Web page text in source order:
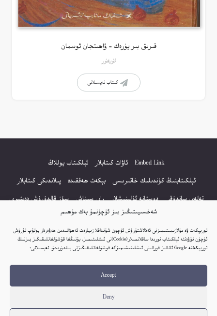
شەخسىيىتىڭىز بىز ئۈچۈنمۇ بەك مۇھىم
توربېكەت ۋە مۇلازىمىتىمىزنى ئەلالاشتۇرۇش ئۈچۈن شۇنداقلا زىيارەت ئەھۋالىدىن خەۋەردار بولۇپ تۇرۇش
ئۈچۈن نۆۋەتتە ئېلكىتاب تورىدا ساقلانمىلار(Cookie)نى ئىشلىتىمىز. بۇنىڭغا قۇشۇلغانلىقىڭىز بىزنىڭ
توربېكەتتە Google ئانالىز قورالىنى ئىشلىتىشىمىزگە قوشۇلغانلىقىڭىزنى بىلدۈرىدۇ. تەپسىلاتى:
Accept
Deny
قىرىق بىر يۈرەك – ۋاھىتجان ئوسمان
ئۇيغۇر
كىتاب تەپسىلاتى
Embed Link ئاۋات كىتابلار
ئېلكىتاب يوللاڭ
ئېلكىتابنىڭ كۈندىلىك خاتىرىسى
بېكەت ھەققىدە
پىلاندىكى كىتابلار
تەلەي ساندۇقى
دوستانە ئۇلىنىشلار راي سىناش
سۆز قالدۇرۇش دەپتىرى
كۆپ سورالغان سۇئاللار
كىتاب تىزىملىكى
مەخپىيەتلىك باياناتى
نەشىر ھوقۇقى باياناتى
© 2017-2026 تور بېكەتنىڭ بارلىق ھوقۇقى ئېلكىتاب تورى غا مەنسۇپ.
ھەر كۈنى يېڭى كىتابلار قوشۇلىۋاتىدۇ...